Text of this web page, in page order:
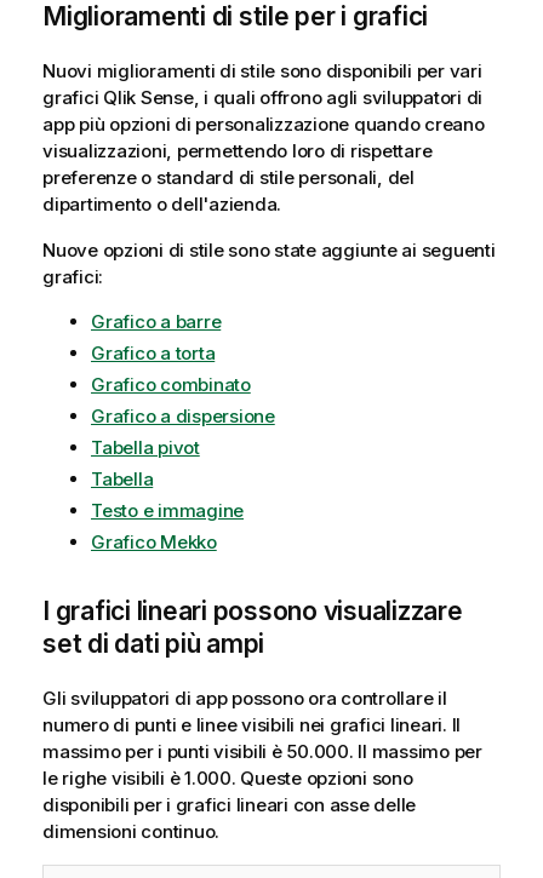
Miglioramenti di stile per i grafici
Nuovi miglioramenti di stile sono disponibili per vari
grafici Qlik Sense, i quali offrono agli sviluppatori di
app più opzioni di personalizzazione quando creano
visualizzazioni, permettendo loro di rispettare
preferenze o standard di stile personali, del
dipartimento o dell'azienda.
Nuove opzioni di stile sono state aggiunte ai seguenti
grafici:
Grafico a barre
Grafico a torta
Grafico combinato
Grafico a dispersione
Tabella pivot
Tabella
Testo e immagine
Grafico Mekko
I grafici lineari possono visualizzare
set di dati più ampi
Gli sviluppatori di app possono ora controllare il
numero di punti e linee visibili nei grafici lineari. Il
massimo per i punti visibili è 50.000. Il massimo per
le righe visibili è 1.000. Queste opzioni sono
disponibili per i grafici lineari con asse delle
dimensioni continuo.